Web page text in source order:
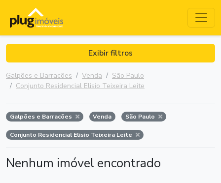
Exibir filtros
Galpões e Barracões Venda
São Paulo
Conjunto Residencial Elisio Teixeira Leite
Galpões e Barracões Venda São Paulo
Conjunto Residencial Elisio Teixeira Leite
Nenhum imóvel encontrado